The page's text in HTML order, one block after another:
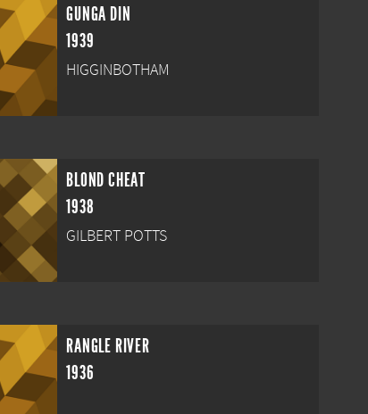
GUNGA DIN
1939
HIGGINBOTHAM
BLOND CHEAT
1938
GILBERT POTTS
RANGLE RIVER
1936